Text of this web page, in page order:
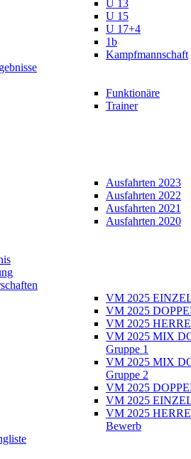
U 13
U 15
U 17+4
1b
Kampfmannschaft
Funktionäre
Trainer
Ausfahrten 2023
Ausfahrten 2022
Ausfahrten 2021
Ausfahrten 2020
VM 2025
VM 2025
VM 2025
VM 2025 MIX
Gruppe 1
VM 2025 MIX
Gruppe 2
VM 2025
VM 2025
VM 2025
Bewerb